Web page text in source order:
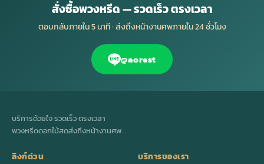
สั่งซื้อพวงหรีด — รวดเร็ว ตรงเวลา
ตอบกลับภายใน 5 นาที · ส่งถึงหน้างานศพภายใน 24 ชั่วโมง
@aorest
บริการด้วยใจ รวดเร็ว ตรงเวลา
พวงหรีดดอกไม้สดส่งถึงหน้างานศพ
ลิงก์ด่วน บริการของเรา